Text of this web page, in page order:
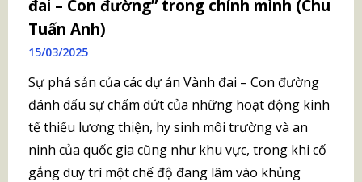
đai – Con đường” trong chính mình (Chu
Tuấn Anh)
15/03/2025
Sự phá sản của các dự án Vành đai – Con đường
đánh dấu sự chấm dứt của những hoạt động kinh
tế thiếu lương thiện, hy sinh môi trường và an
ninh của quốc gia cũng như khu vực, trong khi cố
gắng duy trì một chế độ đang lâm vào khủng